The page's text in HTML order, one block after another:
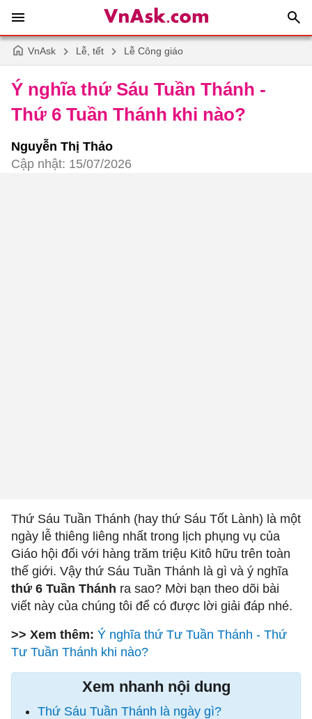
VnAsk Lễ, tết Lễ Công giáo
Ý nghĩa thứ Sáu Tuần Thánh -
Thứ 6 Tuần Thánh khi nào?
Nguyễn Thị Thảo
Cập nhật: 15/07/2026
Thứ Sáu Tuần Thánh (hay thứ Sáu Tốt Lành) là một
ngày lễ thiêng liêng nhất trong lịch phụng vụ của
Giáo hội đối với hàng trăm triệu Kitô hữu trên toàn
thế giới. Vậy thứ Sáu Tuần Thánh là gì và ý nghĩa
thứ 6 Tuần Thánh ra sao? Mời bạn theo dõi bài
viết này của chúng tôi để có được lời giải đáp nhé.
>> Xem thêm: Ý nghĩa thứ Tư Tuần Thánh - Thứ
Tư Tuần Thánh khi nào?
Xem nhanh nội dung
Thứ Sáu Tuần Thánh là ngày gì?